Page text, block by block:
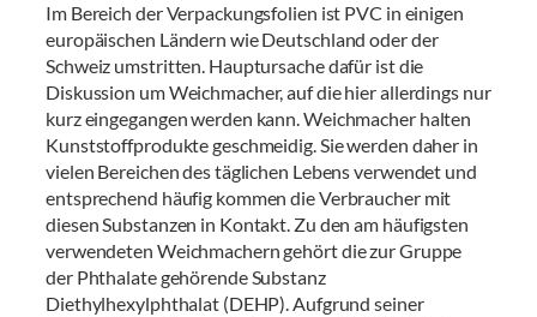
Im Bereich der Verpackungsfolien ist PVC in einigen
europäischen Ländern wie Deutschland oder der
Schweiz umstritten. Hauptursache dafür ist die
Diskussion um Weichmacher, auf die hier allerdings nur
kurz eingegangen werden kann. Weichmacher halten
Kunststoffprodukte geschmeidig. Sie werden daher in
vielen Bereichen des täglichen Lebens verwendet und
entsprechend häufig kommen die Verbraucher mit
diesen Substanzen in Kontakt. Zu den am häufigsten
verwendeten Weichmachern gehört die zur Gruppe
der Phthalate gehörende Substanz
Diethylhexylphthalat (DEHP). Aufgrund seiner